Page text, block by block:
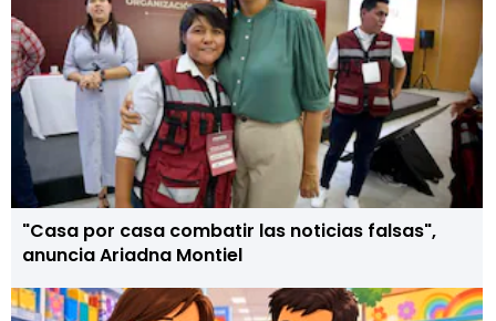
"Casa por casa combatir las noticias falsas",
anuncia Ariadna Montiel